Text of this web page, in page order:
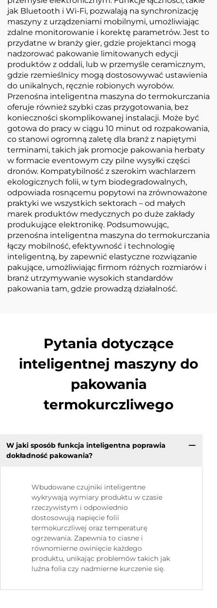
jak Bluetooth i Wi-Fi, pozwalają na synchronizację
maszyny z urządzeniami mobilnymi, umożliwiając
zdalne monitorowanie i korektę parametrów. Jest to
przydatne w branży gier, gdzie projektanci mogą
nadzorować pakowanie limitowanych edycji
produktów z oddali, lub w przemyśle ceramicznym,
gdzie rzemieślnicy mogą dostosowywać ustawienia
do unikalnych, ręcznie robionych wyrobów.
Przenośna inteligentna maszyna do termokurczania
oferuje również szybki czas przygotowania, bez
konieczności skomplikowanej instalacji. Może być
gotowa do pracy w ciągu 10 minut od rozpakowania,
co stanowi ogromną zaletę dla branż z napiętymi
terminami, takich jak promocje pakowania herbaty
w formacie eventowym czy pilne wysyłki części
dronów. Kompatybilność z szerokim wachlarzem
ekologicznych folii, w tym biodegradowalnych,
odpowiada rosnącemu popytowi na zrównoważone
praktyki we wszystkich sektorach – od małych
marek produktów medycznych po duże zakłady
produkujące elektronikę. Podsumowując,
przenośna inteligentna maszyna do termokurczania
łączy mobilność, efektywność i technologię
inteligentną, by zapewnić elastyczne rozwiązanie
pakujące, umożliwiając firmom różnych rozmiarów i
branż utrzymywanie wysokich standardów
pakowania tam, gdzie prowadzą działalność.
Pytania dotyczące
inteligentnej maszyny do
pakowania
termokurczliwego
W jaki sposób funkcja inteligentna poprawia
dokładność pakowania?
Wbudowane czujniki inteligentne
wykrywają wymiary produktu w czasie
rzeczywistym i odpowiednio
dostosowują napięcie folii
termokurczliwej oraz temperaturę
ogrzewania. Zapewnia to ciasne i
równomierne owinięcie każdego
produktu, unikając problemów takich jak
luźna folia czy nadmierne kurczenie się.